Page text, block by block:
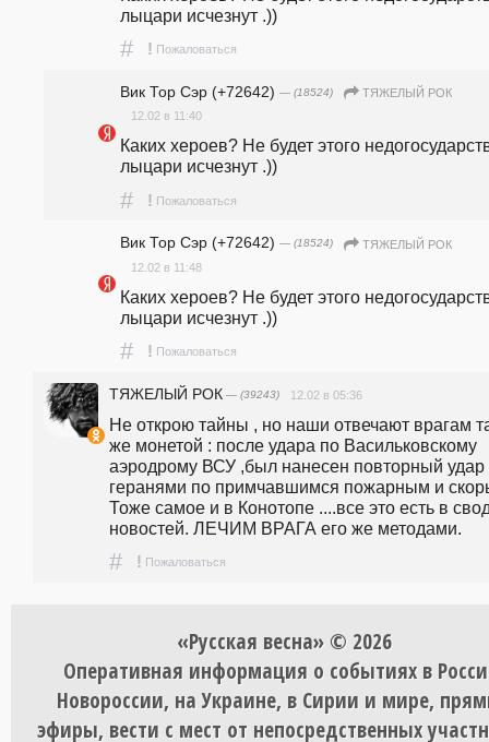
лыцари исчезнут .))
# ! Пожаловаться
Вик Тор Сэр (+72642) — (18524)
ТЯЖЕЛЫЙ РОК
12.02 в 11:40
Каких хероев? Не будет этого
лыцари исчезнут .))
# ! Пожаловаться
Вик Тор Сэр (+72642) — (18524)
ТЯЖЕЛЫЙ РОК
12.02 в 11:48
Каких хероев? Не будет этого
лыцари исчезнут .))
# ! Пожаловаться
ТЯЖЕЛЫЙ РОК — (39243) 12.02 в 05:36
Не открою тайны , но наши отвечают врагам
же монетой : после удара по Васильковскому
аэродрому ВСУ ,был нанесен повторный удар
геранями по примчавшимся пожарным и
Тоже самое и в Конотопе ....все это есть в
новостей. ЛЕЧИМ ВРАГА его же методами.
# ! Пожаловаться
«Русская весна» © 2026
Оперативная информация о событиях в
Новороссии, на Украине, в Сирии и мире,
эфиры, вести с мест от непосредственных